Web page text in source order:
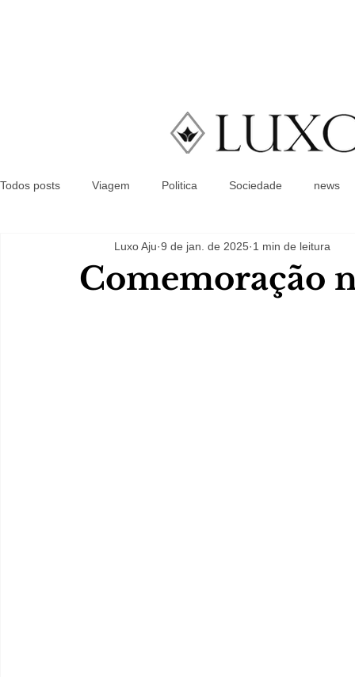
Todos posts Viagem Politica Sociedade news
Comemoração
Luxo Aju 9 de jan. de 2025 1 min de leitura